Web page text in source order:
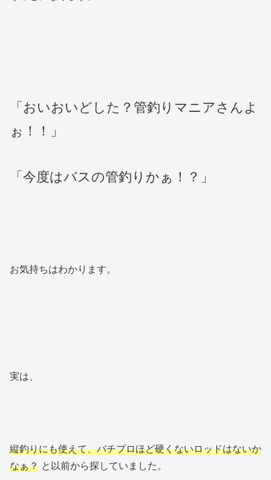
「おいおいどした？管釣りマニアさんよ
ぉ！！」
「今度はバスの管釣りかぁ！？」
お気持ちはわかります。
実は、
縦釣りにも使えて、バチプロほど硬くないロッドはないか
なぁ？ と以前から探していました。